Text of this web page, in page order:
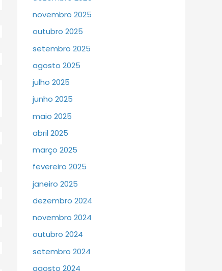
novembro 2025
outubro 2025
setembro 2025
agosto 2025
julho 2025
junho 2025
maio 2025
abril 2025
março 2025
fevereiro 2025
janeiro 2025
dezembro 2024
novembro 2024
outubro 2024
setembro 2024
agosto 2024